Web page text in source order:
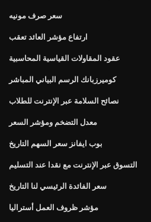
سعر صرف مونيه
ارتفاع مؤشر العائد تعقب
عقود المقاولات القياسية المحاسبية
كوميرزبانك الرسم البياني المباشر
نصائح السلامة عبر الإنترنت للطلاب
معدل التضخم ومؤشر السعر
بوب ايفانز سعر السهم التاريخ
التسوق عبر الإنترنت مع نقدا عند التسليم
سعر الفائدة الرئيسي لنا التاريخ
مؤشر ظروف العمل أستراليا